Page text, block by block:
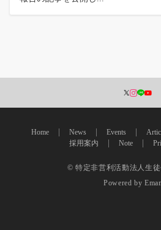
Home News Events
採用案内
Note
© 特定非営利活動法人生
Powered by